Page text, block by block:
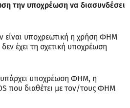
την υποχρέωση να διασυνδέσει
είναι υποχρεωτική η χρήση ΦΗΜ
έχει τη σχετική υποχρέωση
υπάρχει υποχρέωση ΦΗΜ, η
που διαθέτει με τον/τους ΦΗΜ